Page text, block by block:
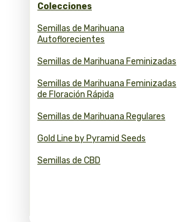
Colecciones
Semillas de Marihuana
Autoflorecientes
Semillas de Marihuana Feminizadas
Semillas de Marihuana Feminizadas
de Floración Rápida
Semillas de Marihuana Regulares
Gold Line by Pyramid Seeds
Semillas de CBD